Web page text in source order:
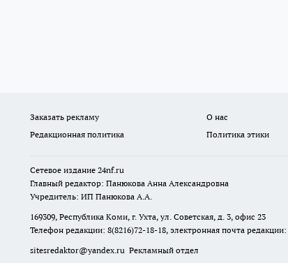
Заказать рекламу О нас
Редакционная политика
Политика этики
Сетевое издание 24nf.ru
Главный редактор: Панюкова Анна Александровна
Учредитель: ИП Панюкова А.А.
169309, Республика Коми, г. Ухта, ул. Советская, д. 3, офис 23
Телефон редакции: 8(8216)72-18-18, электронная почта редакции:
sitesredaktor@yandex.ru Рекламный отдел